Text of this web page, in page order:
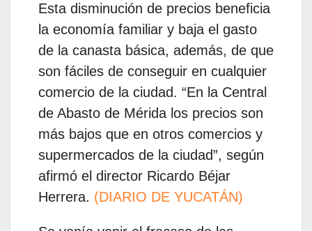
Esta disminución de precios beneficia
la economía familiar y baja el gasto
de la canasta básica, además, de que
son fáciles de conseguir en cualquier
comercio de la ciudad. “En la Central
de Abasto de Mérida los precios son
más bajos que en otros comercios y
supermercados de la ciudad”, según
afirmó el director Ricardo Béjar
Herrera. (DIARIO DE YUCATÁN)